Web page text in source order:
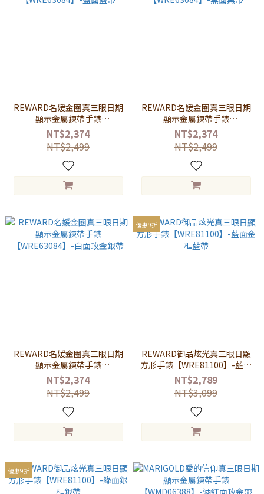
REWARD名媛金圈真三眼日期
顯示金屬鍊帶手錶
【WRE63084】-藍面藍帶
NT$2,374
NT$2,499
REWARD名媛金圈真三眼日期
顯示金屬鍊帶手錶
【WRE63084】-黑面黑帶
NT$2,374
NT$2,499
REWARD名媛金圈真三眼日期
顯示金屬鍊帶手錶
【WRE63084】-白面玫金銀帶
NT$2,374
NT$2,499
優惠9折
REWARD御品炫光真三眼日顯
方形手錶【WRE81100】-藍面
金框藍帶
NT$2,789
NT$3,099
優惠9折